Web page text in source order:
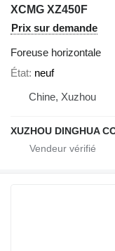
XCMG XZ450F
Prix sur demande
Foreuse horizontale
État neuf
Chine, Xuzhou